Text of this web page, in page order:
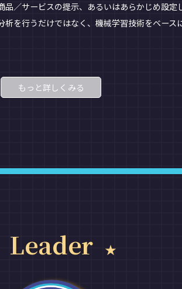
／サービスの提示、あるいはあらかじめ設
を行うだけではなく、機械学習技術をベー
もっと詳しくみる
Leader